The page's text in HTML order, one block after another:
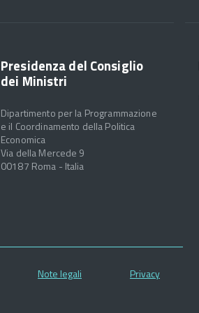
Presidenza del Consiglio
dei Ministri
Dipartimento per la Programmazione
e il Coordinamento della Politica
Economica
Via della Mercede 9
00187 Roma - Italia
Note legali Privacy